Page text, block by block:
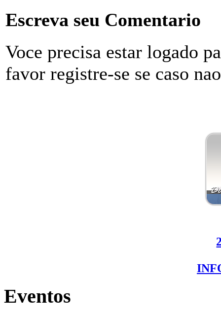
Escreva seu Comentario
Voce precisa estar logado
favor registre-se se caso
Eventos